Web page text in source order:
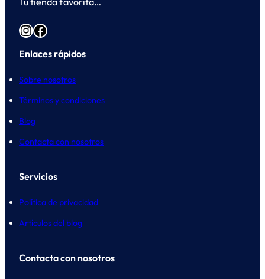
InstagramFacebook
Enlaces rápidos
Sobre nosotros
Términos y condiciones
Blog
Contacta con nosotros
Servicios
Política de privacidad
Artículos del blog
Contacta con nosotros